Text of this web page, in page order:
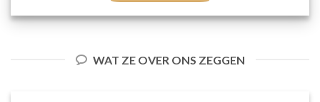
WAT ZE OVER ONS ZEGGEN